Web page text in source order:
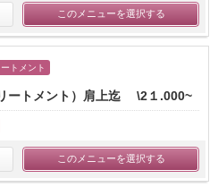
このメニューを選択する
ートメント
トメント）肩上迄 \2１.000~
このメニューを選択する